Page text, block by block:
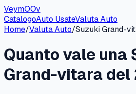
VeymOOv
CatalogoAuto UsateValuta Auto
Home/Valuta Auto/SuzukiGrand-
Quanto vale una
Grand-vitara del